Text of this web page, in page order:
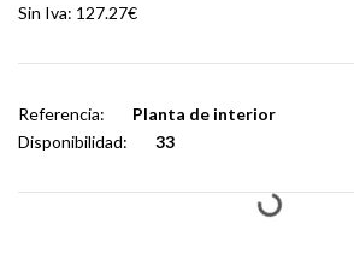
Sin Iva: 127.27€
Referencia:
Planta de interior
Disponibilidad:
33